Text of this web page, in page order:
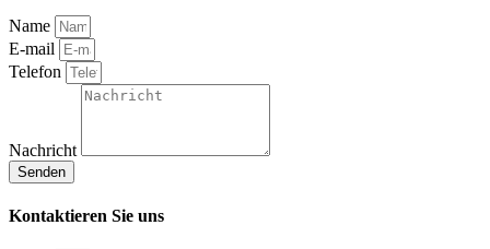
Name
E-mail
Telefon
Nachricht
Senden
Kontaktieren Sie uns